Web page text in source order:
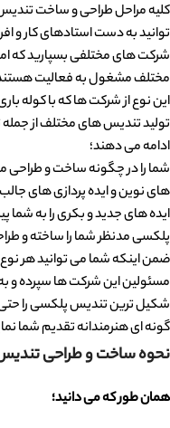
کلیه مراحل طراحی و ساخت تندیس
توانید به دست استادهای کار و
شرکت های مختلفی بسپارید که
مختلف مشغول به فعالیت
این نوع از شرکت ها که با کوله
تولید تندیس های مختلف از
ادامه می دهند؛
شما را در چگونه ساخت و طراحی
های نوین و ایده پردازی های
ایده های جدید و بکری را به شما
پلکسی مدنظر شما را ساخته و
ضمن اینکه شما می توانید هر
مسئولین این شرکت ها سپرده و
شکیل ترین تندیس پلکسی را حتی
گونه ای هنرمندانه تقدیم شما
نحوه ساخت و طراحی
همان طور که می دانید؛